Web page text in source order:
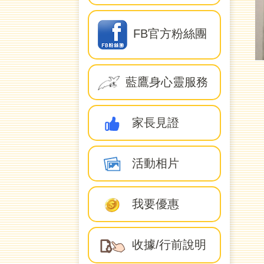
FB官方粉絲團
藍鷹身心靈服務
家長見證
活動相片
我要優惠
收據/行前說明